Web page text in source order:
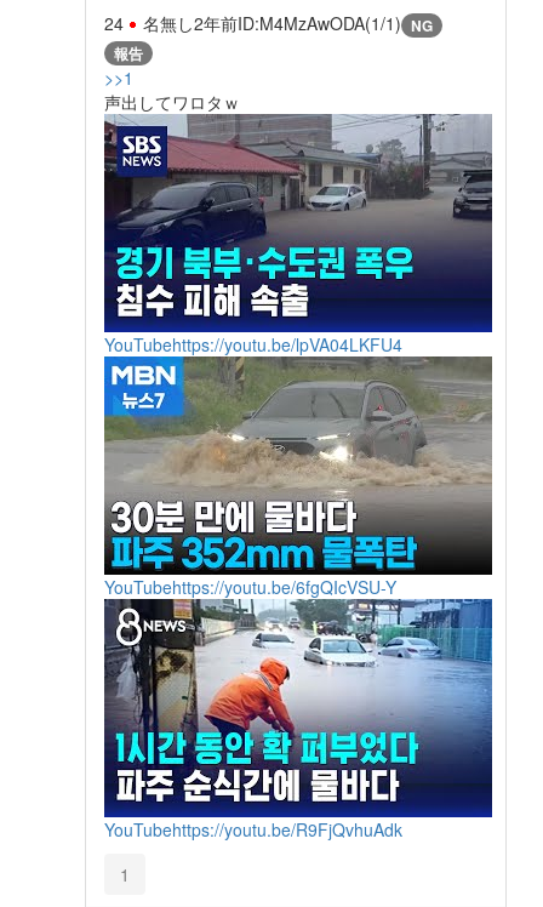
24 名無し2年前ID:M4MzAwODA(1/1) NG
報告
>>1
声出してワロタｗ
YouTubehttps://youtu.be/lpVA04LKFU4
YouTubehttps://youtu.be/6fgQIcVSU-Y
YouTubehttps://youtu.be/R9FjQvhuAdk
1